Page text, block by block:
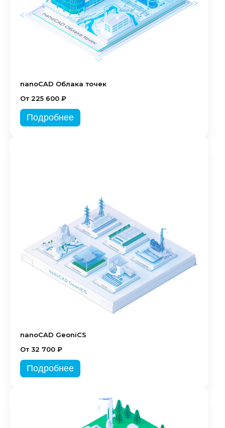
nanoCAD Облака точек
От 225 600 ₽
Подробнее
nanoCAD GeoniCS
От 32 700 ₽
Подробнее